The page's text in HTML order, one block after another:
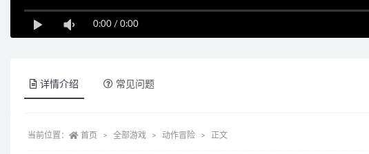
0:00 / 0:00
详情介绍 常见问题
当前位置： 首页 全部游戏 动作冒险 正文